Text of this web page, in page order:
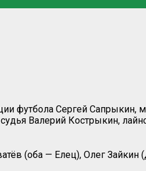
футбола Сергей Сапрыкин,
Валерий Кострыкин,
(оба — Елец), Олег